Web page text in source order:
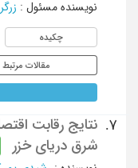
نویسنده مسئول :
چکیده
مقالات مرتبط
7.
نتایج رقابت
شرق دریای خزر